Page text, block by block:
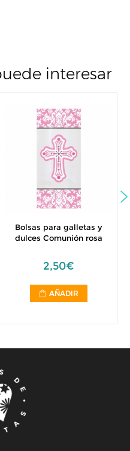
interesar
Bolsas para galletas y
dulces Comunión rosa
2,50€
AÑADIR